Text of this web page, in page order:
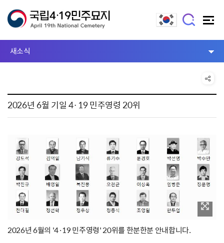
새소식
2026년 6월 기일 4·19 민주영령 20위
2026년 6월의 '4·19 민주영령' 20위를 한분한분 안내합니다.